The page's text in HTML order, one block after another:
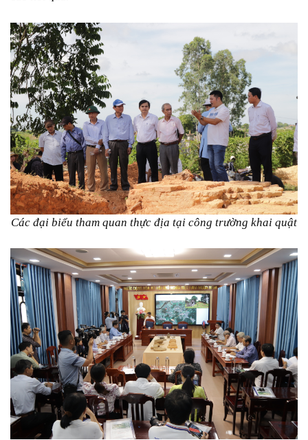
Các đại biểu tham quan thực địa tại công trường khai quật